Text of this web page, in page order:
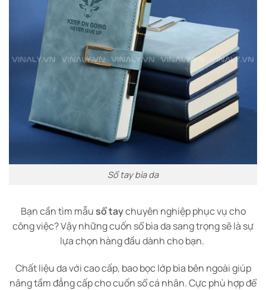
Sổ tay bìa da
Bạn cần tìm mẫu sổ taychuyên nghiệp phục vụ cho
công việc? Vậy những cuốn sổ bìa da sang trọng sẽ là sự
lựa chọn hàng đầu dành cho bạn.
Chất liệu da với cao cấp, bao bọc lớp bìa bên ngoài giúp
nâng tầm đẳng cấp cho cuốn sổ cá nhân. Cực phù hợp để